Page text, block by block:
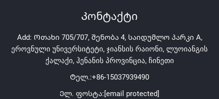
Კონტაქტი
Add: Ოთახი 705/707, შენობა 4, საიდუმლო პარკი A,
ეროვნული უნივერსიტეტი, ჯიანსის რაიონი, ლუოიანგის
ქალაქი, ჰენანის პროვინცია, ჩინეთი
Ტელ.:+86-15037939490
Ელ. ფოსტა: [email protected]